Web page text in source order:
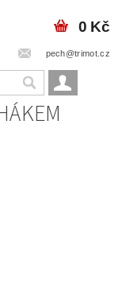
pech@trimot.cz
0 Kč